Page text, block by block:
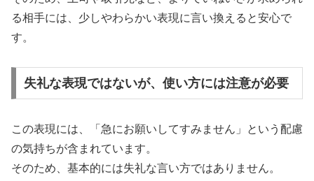
る相手には、少しやわらかい表現に言い換えると安心で
す。
失礼な表現ではないが、使い方には注意が必要
この表現には、「急にお願いしてすみません」という配慮
の気持ちが含まれています。
そのため、基本的には失礼な言い方ではありません。